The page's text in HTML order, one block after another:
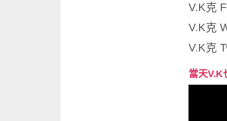
V.K克
V.K克
V.K克
當天V.K